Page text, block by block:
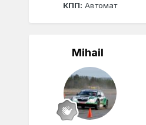
КПП: Автомат
Mihail